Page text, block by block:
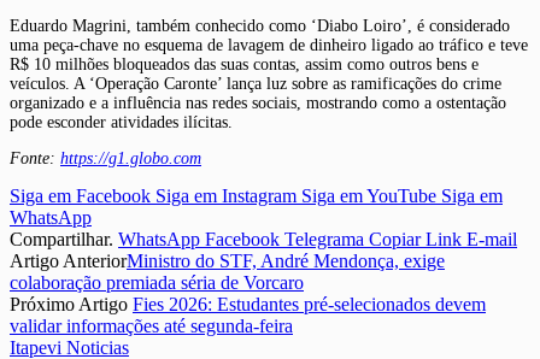
Eduardo Magrini, também conhecido como ‘Diabo Loiro’, é considerado
uma peça-chave no esquema de lavagem de dinheiro ligado ao tráfico e teve
R$ 10 milhões bloqueados das suas contas, assim como outros bens e
veículos. A ‘Operação Caronte’ lança luz sobre as ramificações do crime
organizado e a influência nas redes sociais, mostrando como a ostentação
pode esconder atividades ilícitas.
Fonte: https://g1.globo.com
Siga em Facebook Siga em Instagram Siga em YouTube Siga em
WhatsApp
Compartilhar. WhatsApp Facebook Telegrama Copiar Link E-mail
Artigo AnteriorMinistro do STF, André Mendonça, exige
colaboração premiada séria de Vorcaro
Próximo Artigo Fies 2026: Estudantes pré-selecionados devem
validar informações até segunda-feira
Itapevi Noticias